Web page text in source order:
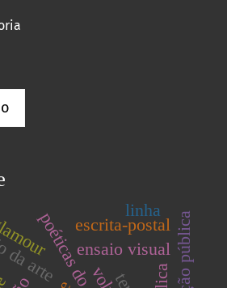
arte ensaio visual
escrita-postal
linha